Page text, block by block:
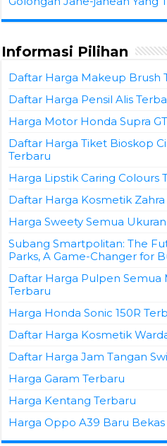
Informasi Pilihan
Daftar Harga Makeup Brush
Daftar Harga Pensil Alis
Harga Motor Honda Supra
Daftar Harga Tiket Bioskop
Terbaru
Harga Lipstik Caring Colours
Daftar Harga Kosmetik
Harga Sweety Semua
Subang Smartpolitan: The
Parks, A Game-Changer for
Daftar Harga Pulpen Semua
Terbaru
Harga Honda Sonic 150R
Daftar Harga Kosmetik
Daftar Harga Jam Tangan
Harga Garam Terbaru
Harga Kentang Terbaru
Harga Oppo A39 Baru Bekas